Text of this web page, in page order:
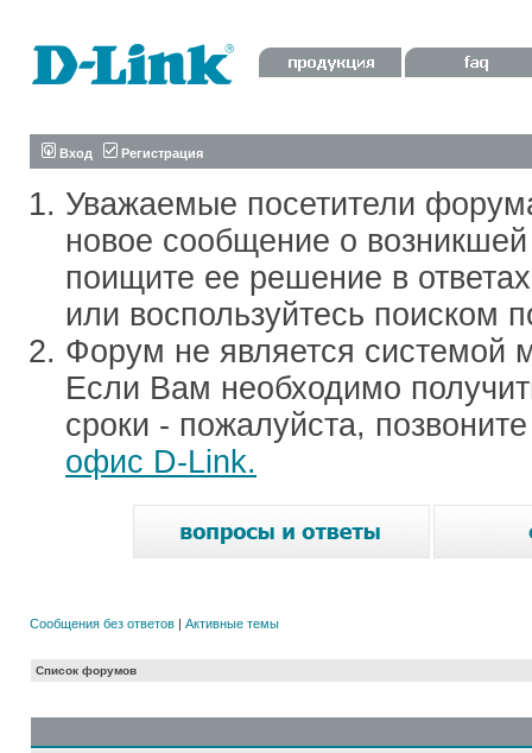
Вход Регистрация
Уважаемые посетители
новое сообщение о
поищите ее решение в
или воспользуйтесь поиском
Форум не является системой
Если Вам необходимо
сроки - пожалуйста,
офис D-Link.
Сообщения без ответов | Активные темы
Список форумов